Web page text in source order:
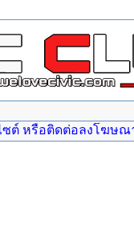
ต์ หรือติดต่อลงโฆษณ